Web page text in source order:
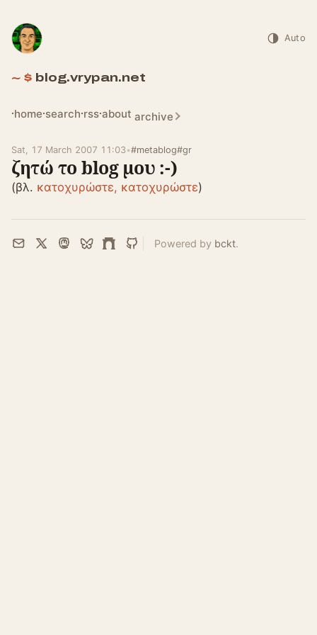
blog.vrypan.net
home search rss about archive
Auto
Sat, 17 March 2007 11:03•#metablog#gr
ζητώ το blog μου :-)
(βλ. κατοχυρώστε, κατοχυρώστε)
Email
X Mastodon
BlueskyFarcaster
GitHub
Powered by bckt.